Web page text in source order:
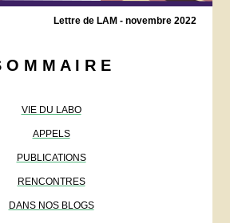
Lettre de LAM - novembre 2022
O M M A I R E
VIE DU LABO
APPELS
PUBLICATIONS
RENCONTRES
DANS NOS BLOGS